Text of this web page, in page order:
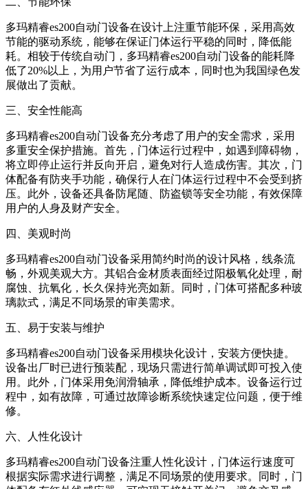
多玛精睿es200自动门设备在设计上注重节能环保，采用高效
节能的驱动系统，能够在保证门体运行平稳的同时，降低能
耗。相较于传统自动门，多玛精睿es200自动门设备的能耗降
低了20%以上，为用户节省了运行成本，同时也为我国绿色发
展做出了贡献。
三、安全性能高
多玛精睿es200自动门设备充分考虑了用户的安全需求，采用
多重安全保护措施。首先，门体运行过程中，如遇到障碍物，
将立即停止运行并反向开启，避免对行人造成伤害。其次，门
体配备有防夹手功能，确保行人在门体运行过程中不会受到挤
压。此外，设备还具备防尾随、防盗锁等安全功能，有效保障
用户的人身及财产安全。
四、美观时尚
多玛精睿es200自动门设备采用简约时尚的设计风格，线条流
畅，外观美观大方。其铝合金材质表面经过阳极氧化处理，耐
腐蚀、抗氧化，长久保持光亮如新。同时，门体可搭配多种玻
璃款式，满足不同场景的审美需求。
五、易于安装与维护
多玛精睿es200自动门设备采用模块化设计，安装方便快捷。
设备出厂时已进行预装配，现场只需进行简单调试即可投入使
用。此外，门体采用免润滑轴承，降低维护成本。设备运行过
程中，如有故障，可通过故障诊断系统快速定位问题，便于维
修。
六、人性化设计
多玛精睿es200自动门设备注重人性化设计，门体运行速度可
根据实际需求进行调整，满足不同场景的使用要求。同时，门